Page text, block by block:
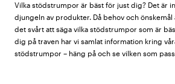
Vilka stödstrumpor är bäst för just dig? Det är
djungeln av produkter. Då behov och önskemål
det svårt att säga vilka stödstrumpor som är
dig på traven har vi samlat information kring
stödstrumpor – häng på och se vilken som